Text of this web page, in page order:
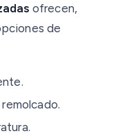
ofrecen,
de